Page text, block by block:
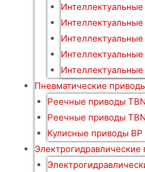
Пневматические
Реечные приводы
Реечные приводы
Кулисные приводы BP
Электрогидравлические